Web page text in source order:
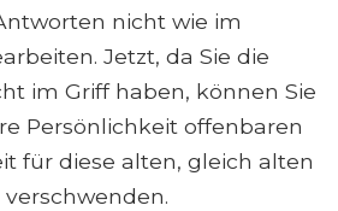
nicht wie im
Jetzt, da Sie die
im Griff haben, können Sie
Persönlichkeit offenbaren
für diese alten, gleich alten